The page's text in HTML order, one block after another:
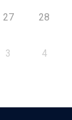
27 28
3 4